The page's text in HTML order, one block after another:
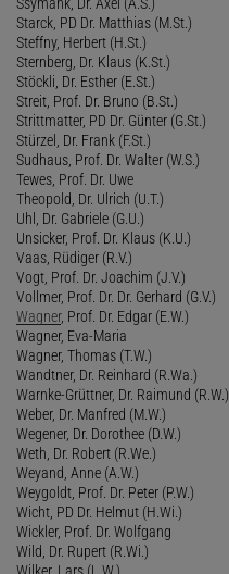
Starck, PD Dr. Matthias (M.St.)
Steffny, Herbert (H.St.)
Sternberg, Dr. Klaus (K.St.)
Stöckli, Dr. Esther (E.St.)
Streit, Prof. Dr. Bruno (B.St.)
Strittmatter, PD Dr. Günter (G.St.)
Stürzel, Dr. Frank (F.St.)
Sudhaus, Prof. Dr. Walter (W.S.)
Tewes, Prof. Dr. Uwe
Theopold, Dr. Ulrich (U.T.)
Uhl, Dr. Gabriele (G.U.)
Unsicker, Prof. Dr. Klaus (K.U.)
Vaas, Rüdiger (R.V.)
Vogt, Prof. Dr. Joachim (J.V.)
Vollmer, Prof. Dr. Dr. Gerhard (G.V.)
Wagner, Prof. Dr. Edgar (E.W.)
Wagner, Eva-Maria
Wagner, Thomas (T.W.)
Wandtner, Dr. Reinhard (R.Wa.)
Warnke-Grüttner, Dr. Raimund (R.W.)
Weber, Dr. Manfred (M.W.)
Wegener, Dr. Dorothee (D.W.)
Weth, Dr. Robert (R.We.)
Weyand, Anne (A.W.)
Weygoldt, Prof. Dr. Peter (P.W.)
Wicht, PD Dr. Helmut (H.Wi.)
Wickler, Prof. Dr. Wolfgang
Wild, Dr. Rupert (R.Wi.)
Wilker, Lars (L.W.)